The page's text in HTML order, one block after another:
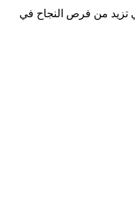
تزيد من فرص النجاح في